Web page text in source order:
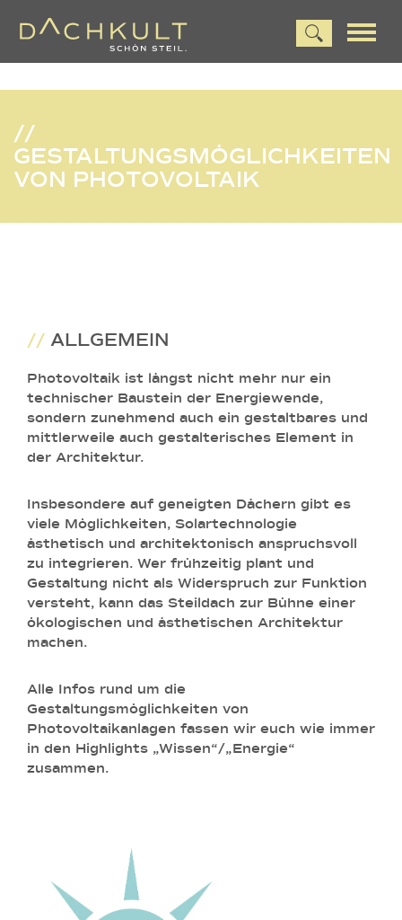
//
GESTALTUNGSMÖGLICHKEITEN
VON PHOTOVOLTAIK
// ALLGEMEIN
Photovoltaik ist längst nicht mehr nur ein
technischer Baustein der Energiewende,
sondern zunehmend auch ein gestaltbares und
mittlerweile auch gestalterisches Element in
der Architektur.
Insbesondere auf geneigten Dächern gibt es
viele Möglichkeiten, Solartechnologie
ästhetisch und architektonisch anspruchsvoll
zu integrieren. Wer frühzeitig plant und
Gestaltung nicht als Widerspruch zur Funktion
versteht, kann das Steildach zur Bühne einer
ökologischen und ästhetischen Architektur
machen.
Alle Infos rund um die
Gestaltungsmöglichkeiten von
Photovoltaikanlagen fassen wir euch wie immer
in den Highlights „Wissen“/„Energie“
zusammen.